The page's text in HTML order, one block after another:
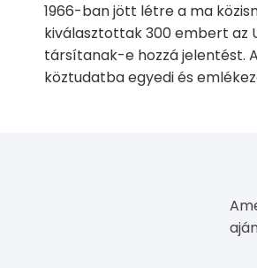
1966-ban jött létre a ma
kiválasztottak 300 embert az
társítanak-e hozzá jelentést.
köztudatba egyedi és